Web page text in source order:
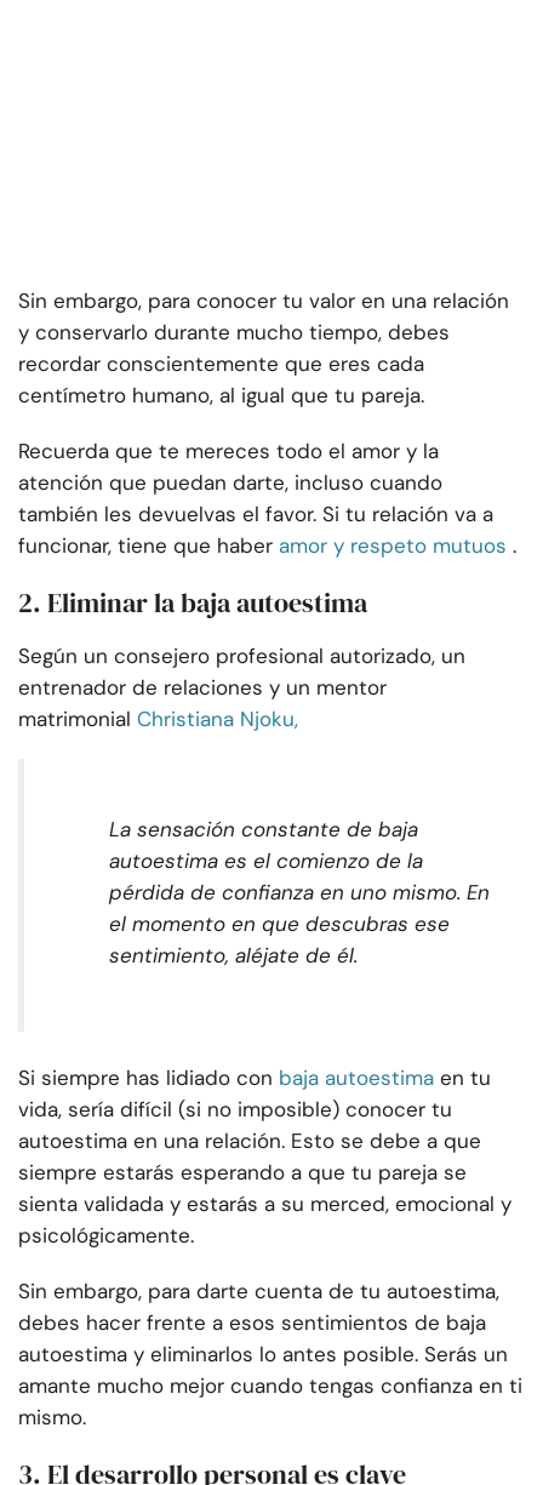
Sin embargo, para conocer tu valor en una relación
y conservarlo durante mucho tiempo, debes
recordar conscientemente que eres cada
centímetro humano, al igual que tu pareja.
Recuerda que te mereces todo el amor y la
atención que puedan darte, incluso cuando
también les devuelvas el favor. Si tu relación va a
funcionar, tiene que haber amor y respeto mutuos .
2. Eliminar la baja autoestima
Según un consejero profesional autorizado, un
entrenador de relaciones y un mentor
matrimonial Christiana Njoku,
La sensación constante de baja
autoestima es el comienzo de la
pérdida de confianza en uno mismo. En
el momento en que descubras ese
sentimiento, aléjate de él.
Si siempre has lidiado con baja autoestima en tu
vida, sería difícil (si no imposible) conocer tu
autoestima en una relación. Esto se debe a que
siempre estarás esperando a que tu pareja se
sienta validada y estarás a su merced, emocional y
psicológicamente.
Sin embargo, para darte cuenta de tu autoestima,
debes hacer frente a esos sentimientos de baja
autoestima y eliminarlos lo antes posible. Serás un
amante mucho mejor cuando tengas confianza en ti
mismo.
3. El desarrollo personal es clave